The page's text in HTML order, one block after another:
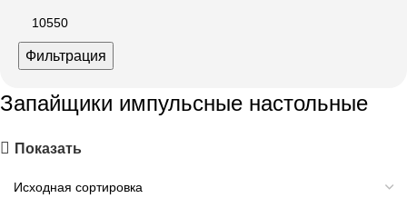
Фильтрация
Запайщики импульсные настольные
Показать